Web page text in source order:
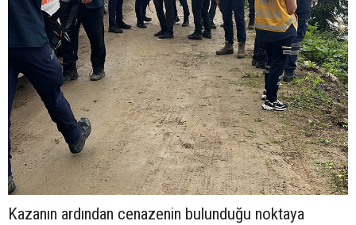
Kazanın ardından cenazenin bulunduğu noktaya